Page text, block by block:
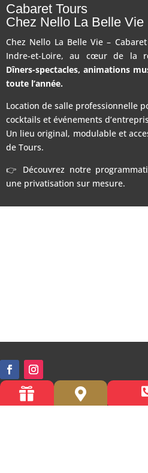
Cabaret Tours
Chez Nello La Belle Vie
Chez Nello La Belle Vie –
Indre-et-Loire, au cœur de la
Dîners-spectacles, animations
toute l’année.
Location de salle professionnelle
cocktails et événements
Un lieu original, modulable et
de Tours.
👉 Découvrez notre
une privatisation sur mesure.
 